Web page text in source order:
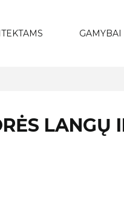
GAMYBAI
LANGŲ